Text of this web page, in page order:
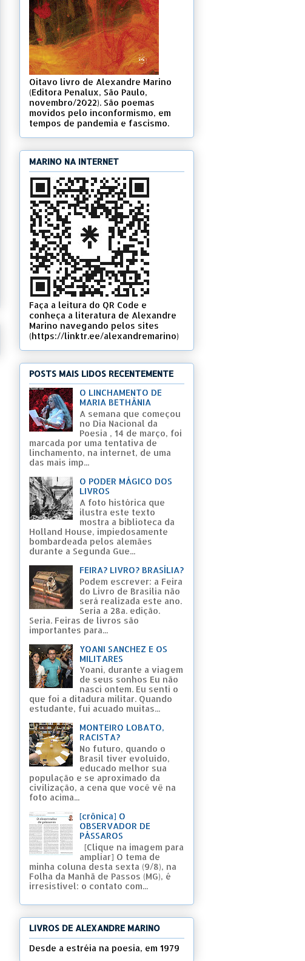
Oitavo livro de Alexandre Marino
(Editora Penalux, São Paulo,
novembro/2022). São poemas
movidos pelo inconformismo, em
tempos de pandemia e fascismo.
MARINO NA INTERNET
Faça a leitura do QR Code e
conheça a literatura de Alexandre
Marino navegando pelos sites
(https://linktr.ee/alexandremarino)
POSTS MAIS LIDOS RECENTEMENTE
O LINCHAMENTO DE
MARIA BETHÂNIA
A semana que começou
no Dia Nacional da
Poesia , 14 de março, foi
marcada por uma tentativa de
linchamento, na internet, de uma
das mais imp...
O PODER MÁGICO DOS
LIVROS
A foto histórica que
ilustra este texto
mostra a biblioteca da
Holland House, impiedosamente
bombardeada pelos alemães
durante a Segunda Gue...
FEIRA? LIVRO? BRASÍLIA?
Podem escrever: a Feira
do Livro de Brasília não
será realizada este ano.
Seria a 28a. edição.
Seria. Feiras de livros são
importantes para...
YOANI SANCHEZ E OS
MILITARES
Yoani, durante a viagem
de seus sonhos Eu não
nasci ontem. Eu senti o
que foi a ditadura militar. Quando
estudante, fui acuado muitas...
MONTEIRO LOBATO,
RACISTA?
No futuro, quando o
Brasil tiver evoluído,
educado melhor sua
população e se aproximado da
civilização, a cena que você vê na
foto acima...
[crônica] O
OBSERVADOR DE
PÁSSAROS
[Clique na imagem para
ampliar] O tema de
minha coluna desta sexta (9/8), na
Folha da Manhã de Passos (MG), é
irresistível: o contato com...
LIVROS DE ALEXANDRE MARINO
Desde a estréia na poesia, em 1979